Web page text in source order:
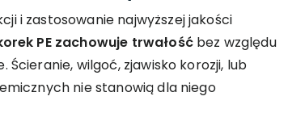
i zastosowanie najwyższej jakości
PE zachowuje trwałośćbez względu
Ścieranie, wilgoć, zjawisko korozji, lub
nie stanowią dla niego